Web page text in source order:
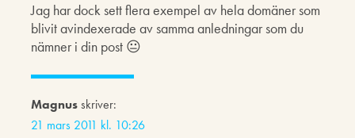
Jag har dock sett flera exempel av hela domäner som
blivit avindexerade av samma anledningar som du
nämner i din post 😐
Magnusskriver:
21 mars 2011 kl. 10:26